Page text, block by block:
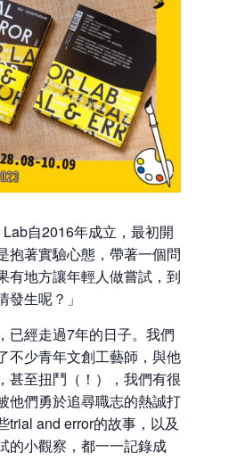
自2016年成立，最初開
抱著實驗心態，帶著一個問
有地方讓年輕人做嘗試，到
發生呢？」
已經走過7年的日子。我們
不少青年文創工藝師，與他
甚至扭鬥（！），我們有很
他們勇於追尋職志的熱誠打
trial and error的故事，以及
的小觀察，都一一記錄成